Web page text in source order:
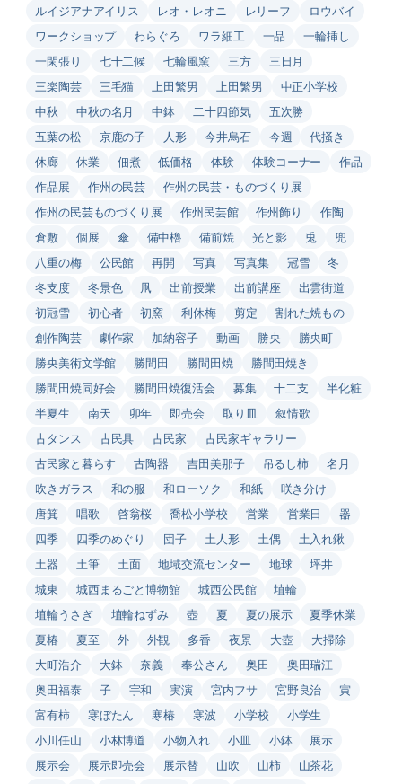
ルイジアナアイリス
レオ・レオニ レリーフ
ロウバイ
ワークショップ
わらぐろ ワラ細工 一品
一輪挿し
一閑張り
七十二候 七輪風窯 三方
三日月
三楽陶芸
三毛猫 上田繁男 上田繁男
中正小学校
中秋
中秋の名月 中鉢 二十四節気
五次勝
五葉の松
京鹿の子 人形 今井烏石 今週
代掻き
休廊
休業 佃煮 低価格 体験 体験コーナー
作品
作品展
作州の民芸
作州の民芸・ものづくり展
作州の民芸ものづくり展
作州民芸館 作州飾り
作陶
倉敷
個展 傘 備中櫓 備前焼 光と影 兎
兜
八重の梅
公民館 再開 写真 写真集 冠雪
冬
冬支度
冬景色 凧 出前授業 出前講座
出雲街道
初冠雪
初心者 初窯 利休梅 剪定
割れた焼もの
創作陶芸
劇作家 加納容子 動画 勝央
勝央町
勝央美術文学館
勝間田 勝間田焼
勝間田焼き
勝間田焼同好会
勝間田焼復活会 募集 十二支
半化粧
半夏生
南天 卯年 即売会 取り皿
叙情歌
古タンス
古民具 古民家
古民家ギャラリー
古民家と暮らす
古陶器 吉田美那子 吊るし柿
名月
吹きガラス
和の服 和ローソク 和紙
咲き分け
唐箕
唱歌 啓翁桜 喬松小学校 営業 営業日
器
四季
四季のめぐり 団子 土人形 土偶
土入れ鍬
土器
土筆 土面 地域交流センター 地球
坪井
城東
城西まるごと博物館 城西公民館
埴輪
埴輪うさぎ
埴輪ねずみ 壺 夏 夏の展示
夏季休業
夏椿
夏至 外 外観 多香 夜景 大壺
大掃除
大町浩介
大鉢 奈義 奉公さん 奥田
奥田瑞江
奥田福泰
子 宇和 実演 宮内フサ 宮野良治
寅
富有柿
寒ぼたん 寒椿 寒波 小学校
小学生
小川任山
小林博道 小物入れ 小皿 小鉢
展示
展示会
展示即売会 展示替 山吹 山柿
山茶花